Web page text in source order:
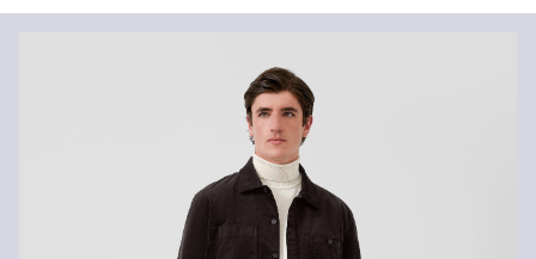
Podstava: tkanina
Nije prikladno za izbjeljivanje sredstvom na bazi klora
Nije prikladno za sušilicu
Ne glačati vrućim glačalom
Vaša će narudžba biti poslana u roku od 4-8 radna dana putem
Hrvatska pošta-a. Standardna dostava košta 4,95 €.